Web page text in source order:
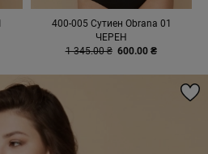
400-005 Сутиен Obrana 01
ЧЕРЕН
1 345.00 ₴ 600.00 ₴